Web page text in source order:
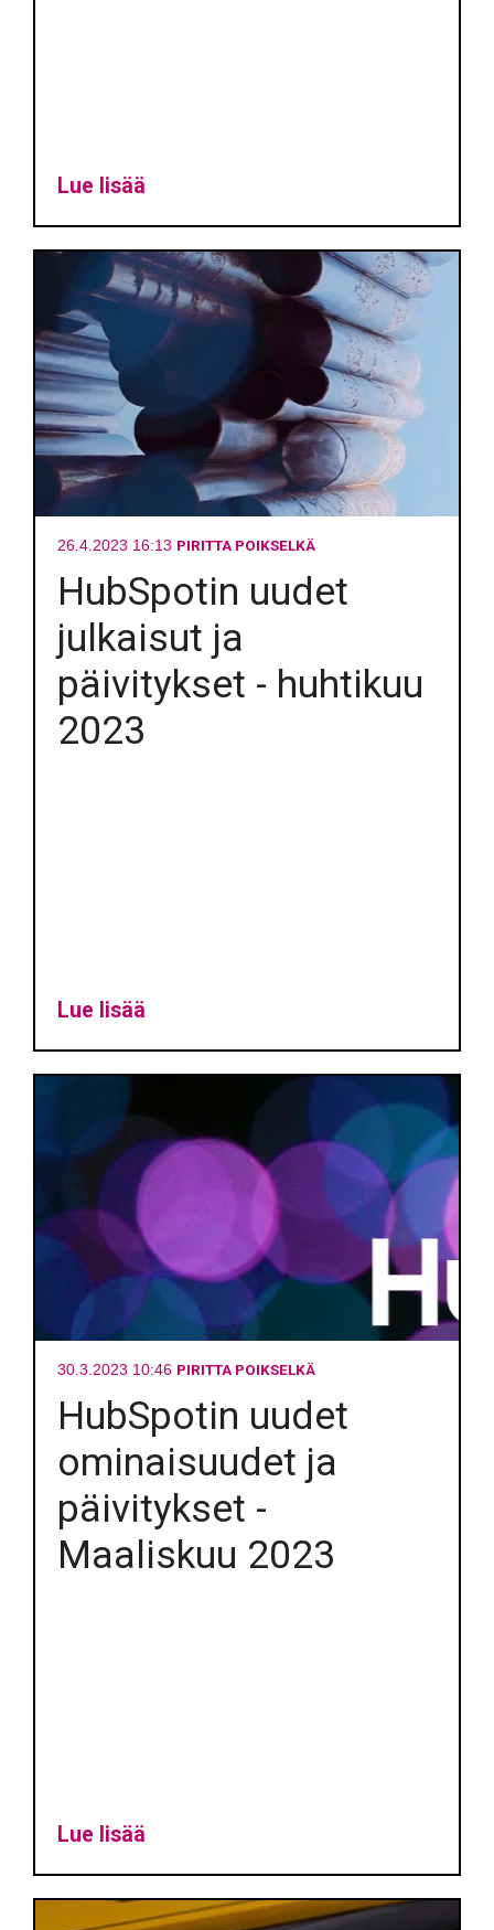
Lue lisää
26.4.2023 16:13 PIRITTA POIKSELKÄ
HubSpotin uudet
julkaisut ja
päivitykset - huhtikuu
2023
Lue lisää
30.3.2023 10:46 PIRITTA POIKSELKÄ
HubSpotin uudet
ominaisuudet ja
päivitykset -
Maaliskuu 2023
Lue lisää